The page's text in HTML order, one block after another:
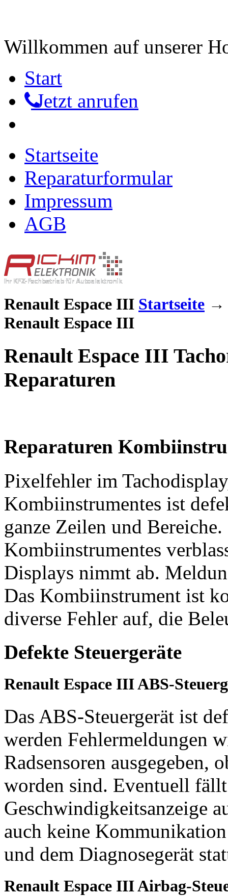
Willkommen auf unserer
Start
Jetzt anrufen
Startseite
Reparaturformular
Impressum
AGB
Renault Espace III Startseite
Renault Espace III
Renault Espace III
Reparaturen
Reparaturen
Pixelfehler im
Kombiinstrumentes ist
ganze Zeilen und
Kombiinstrumentes
Displays nimmt ab.
Das Kombiinstrument ist
diverse Fehler auf, die
Defekte Steuergeräte
Renault Espace III ABS-
Das ABS-Steuergerät ist
werden Fehlermeldungen
Radsensoren ausgegeben,
worden sind. Eventuell
Geschwindigkeitsanzeige
auch keine
und dem Diagnosegerät
Renault Espace III Airbag-